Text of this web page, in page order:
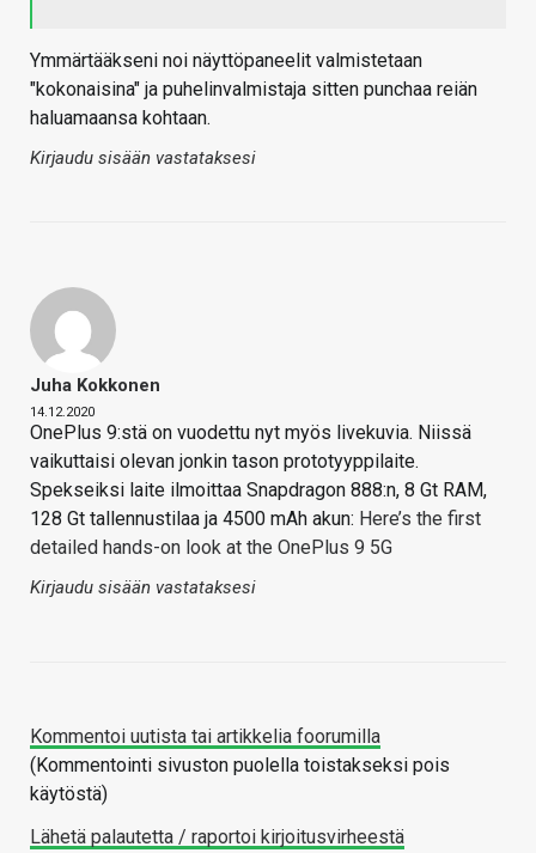
Ymmärtääkseni noi näyttöpaneelit valmistetaan
"kokonaisina" ja puhelinvalmistaja sitten punchaa reiän
haluamaansa kohtaan.
Kirjaudu sisään vastataksesi
Juha Kokkonen
14.12.2020
OnePlus 9:stä on vuodettu nyt myös livekuvia. Niissä
vaikuttaisi olevan jonkin tason prototyyppilaite.
Spekseiksi laite ilmoittaa Snapdragon 888:n, 8 Gt RAM,
128 Gt tallennustilaa ja 4500 mAh akun: Here’s the first
detailed hands-on look at the OnePlus 9 5G
Kirjaudu sisään vastataksesi
Kommentoi uutista tai artikkelia foorumilla
(Kommentointi sivuston puolella toistakseksi pois
käytöstä)
Lähetä palautetta / raportoi kirjoitusvirheestä